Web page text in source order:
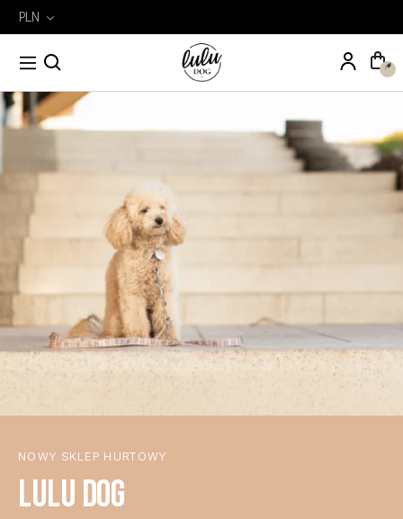
PLN
Wyszukiwarka
produktów
NOWY SKLEP HURTOWY
LULU DOG